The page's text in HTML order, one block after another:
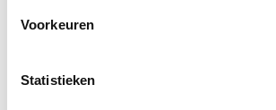
Voorkeuren
Statistieken